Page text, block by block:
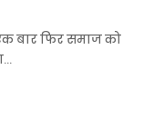
बार फिर समाज को